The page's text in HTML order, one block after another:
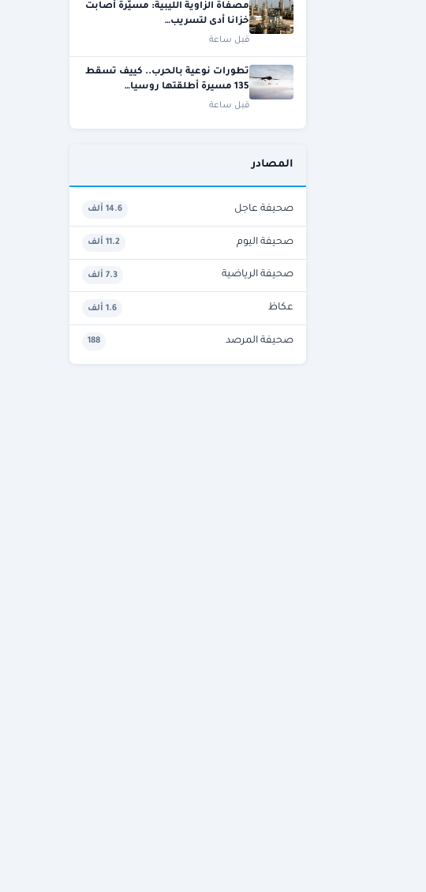
مصفاة الزاوية الليبية: مسيّرة أصابت
خزانا أدى لتسريب…
قبل ساعة
تطورات نوعية بالحرب.. كييف تسقط
135 مسيرة أطلقتها روسيا…
قبل ساعة
المصادر
صحيفة عاجل 14.6 ألف
صحيفة اليوم 11.2 ألف
صحيفة الرياضية 7.3 ألف
عكاظ 1.6 ألف
صحيفة المرصد 188